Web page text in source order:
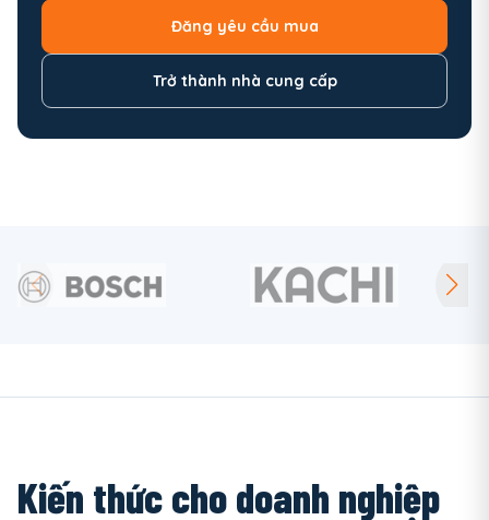
Đăng yêu cầu mua
Trở thành nhà cung cấp
Kiến thức cho doanh nghiệp